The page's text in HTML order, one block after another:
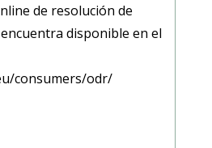
de resolución de
disponible en el
consumers/odr/